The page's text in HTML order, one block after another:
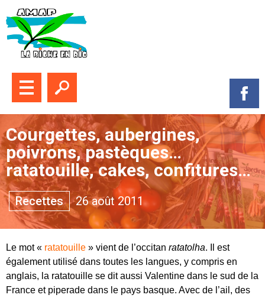
Ouvrir la recherche
Courgettes, aubergines,
poivrons, pastèques…
ratatouille, cakes, confitures…
Themes :
Recettes 26 août 2011
Le mot « ratatouille » vient de l’occitan ratatolha. Il est
également utilisé dans toutes les langues, y compris en
anglais, la ratatouille se dit aussi Valentine dans le sud de la
France et piperade dans le pays basque. Avec de l’ail, des